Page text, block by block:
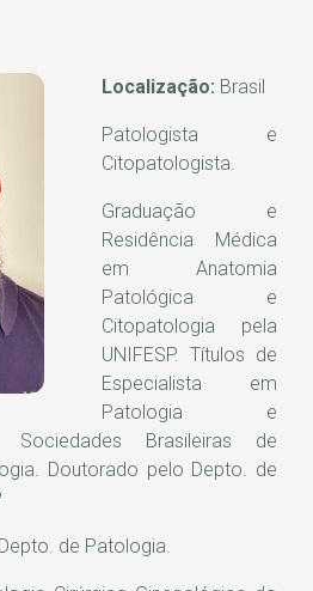
Localização: Brasil
Patologista e
Citopatologista.
Graduação e
Residência Médica
em Anatomia
Patológica e
Citopatologia pela
UNIFESP. Títulos de
Especialista em
Patologia e
Sociedades Brasileiras de
Doutorado pelo Depto. de
de Patologia.